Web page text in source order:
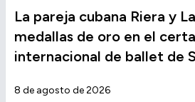
La pareja cubana Riera y
medallas de oro en el
internacional de ballet de
8 de agosto de 2026